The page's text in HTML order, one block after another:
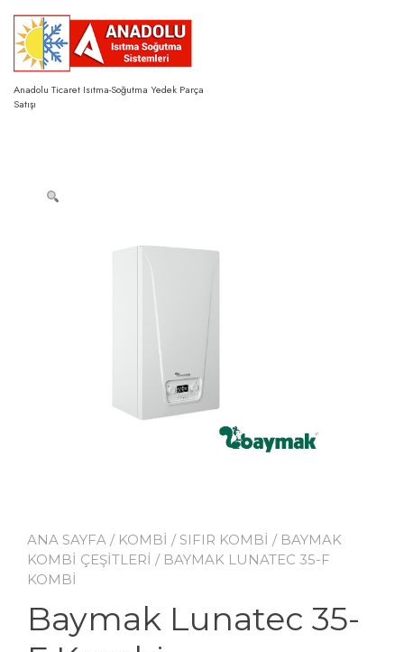
content
Anadolu Ticaret Isıtma-Soğutma Yedek Parça
Satışı
ANA SAYFA / KOMBİ / SIFIR KOMBİ / BAYMAK
KOMBİ ÇEŞİTLERİ / BAYMAK LUNATEC 35-F
KOMBI
Baymak Lunatec 35-